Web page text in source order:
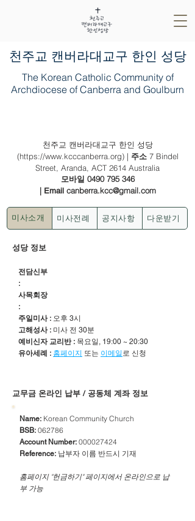
​천주교 캔버라대교구 한인 성당
The Korean Catholic Community of
Archdiocese of Canberra and Goulburn
천주교 캔버라대교구 한인 성당
(https://www.kcccanberra.org) | 주소 7 Bindel
Street, Aranda, ACT 2614 Australia
모바일 0490 795 346
| Email canberra.kcc@gmail.com
미사소개 미사전례 공지사항 다운받기
성당 정보
전담신부
:
사목회장
:
주일미사 : 오후 3시
고해성사 : 미사 전 30분
예비신자 교리반 : 목요일, 19:00 ~ 20:30
유아세례 : 홈페이지 또는 이메일 로 신청
​교무금 온라인 납부 / 공동체 계좌 정보
Name: Korean Community Church
BSB: 062786
Account Number: 000027424
Reference: 납부자 이름 반드시 기재
​홈페이지 "헌금하기" 페이지에서 온라인으로 납
부 가능